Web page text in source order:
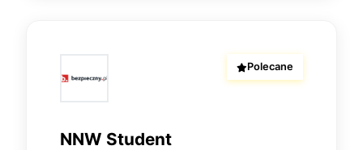
Polecane
NNW Student